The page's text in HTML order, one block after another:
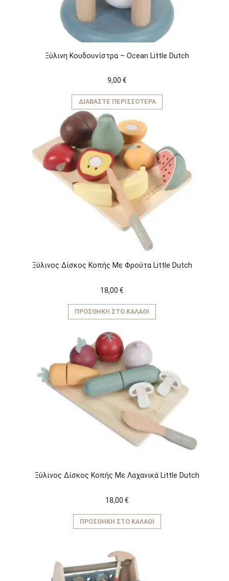
Ξύλινη Κουδουνίστρα – Ocean Little Dutch
9,00 €
ΔΙΑΒΆΣΤΕ ΠΕΡΙΣΣΌΤΕΡΑ
Ξύλινος Δίσκος Κοπής Με Φρούτα Little Dutch
18,00 €
ΠΡΟΣΘΉΚΗ ΣΤΟ ΚΑΛΆΘΙ
Ξύλινος Δίσκος Κοπής Με Λαχανικά Little Dutch
18,00 €
ΠΡΟΣΘΉΚΗ ΣΤΟ ΚΑΛΆΘΙ